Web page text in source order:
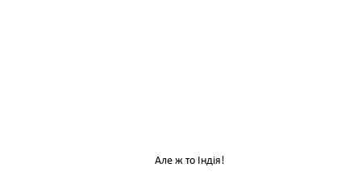
Але ж то Індія!